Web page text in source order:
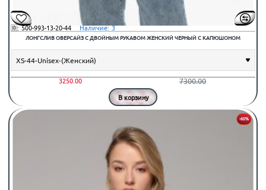
🆔: 500-993-13-20-44 ⠀Наличие: 3
ЛОНГСЛИВ ОВЕРСАЙЗ С ДВОЙНЫМ РУКАВОМ ЖЕНСКИЙ ЧЕРНЫЙ С КАПЮШОНОМ
3250.00 7300.00
В корзину
-60%